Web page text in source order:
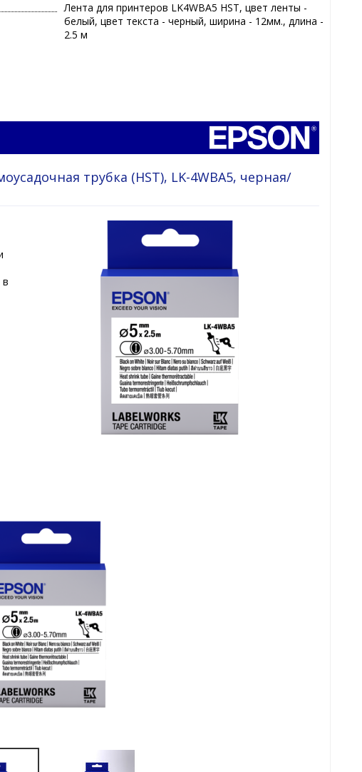
Лента для принтеров LK4WBA5 HST, цвет ленты -
белый, цвет текста - черный, ширина - 12мм., длина -
2.5 м
трубка (HST), LK-4WBA5, черная/